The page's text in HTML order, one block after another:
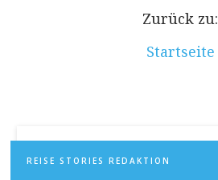
Zurück zu:
Startseite
REISE STORIES REDAKTION